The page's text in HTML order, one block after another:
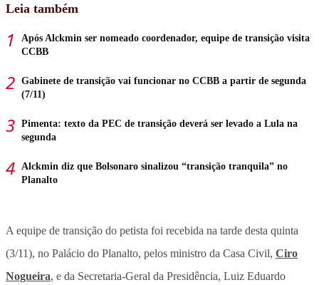
Leia também
Após Alckmin ser nomeado coordenador, equipe de transição visita
CCBB
Gabinete de transição vai funcionar no CCBB a partir de segunda
(7/11)
Pimenta: texto da PEC de transição deverá ser levado a Lula na
segunda
Alckmin diz que Bolsonaro sinalizou “transição tranquila” no
Planalto
A equipe de transição do petista foi recebida na tarde desta quinta
(3/11), no Palácio do Planalto, pelos ministro da Casa Civil, Ciro
Nogueira, e da Secretaria-Geral da Presidência, Luiz Eduardo